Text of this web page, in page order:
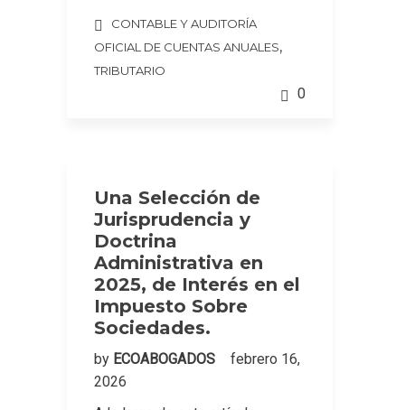
CONTABLE Y AUDITORÍA
OFICIAL DE CUENTAS ANUALES,
TRIBUTARIO
0
Una Selección de
Jurisprudencia y
Doctrina
Administrativa en
2025, de Interés en el
Impuesto Sobre
Sociedades.
by ECOABOGADOS
febrero 16,
2026